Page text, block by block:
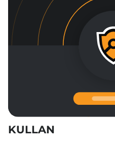
KULLAN